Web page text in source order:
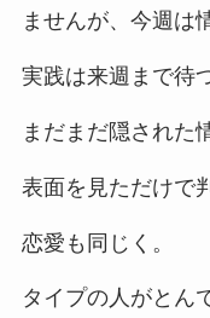
ませんが、今週は
実践は来週まで待
まだまだ隠された
表面を見ただけで
恋愛も同じく。
タイプの人がとん